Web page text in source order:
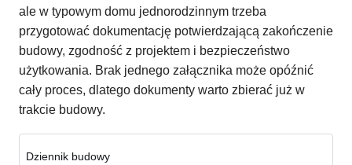
ale w typowym domu jednorodzinnym trzeba
przygotować dokumentację potwierdzającą zakończenie
budowy, zgodność z projektem i bezpieczeństwo
użytkowania. Brak jednego załącznika może opóźnić
cały proces, dlatego dokumenty warto zbierać już w
trakcie budowy.
Dziennik budowy